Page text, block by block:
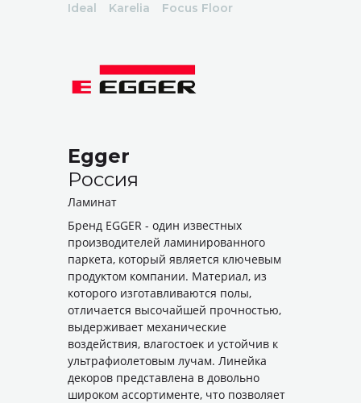
Ideal Karelia Focus Floor
Egger
Россия
Ламинат
Бренд EGGER - один известных
производителей ламинированного
паркета, который является ключевым
продуктом компании. Материал, из
которого изготавливаются полы,
отличается высочайшей прочностью,
выдерживает механические
воздействия, влагостоек и устойчив к
ультрафиолетовым лучам. Линейка
декоров представлена в довольно
широком ассортименте, что позволяет